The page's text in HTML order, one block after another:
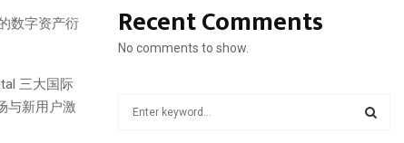
数字资产衍
三大国际
与新用户激
Recent Comments
No comments to show.